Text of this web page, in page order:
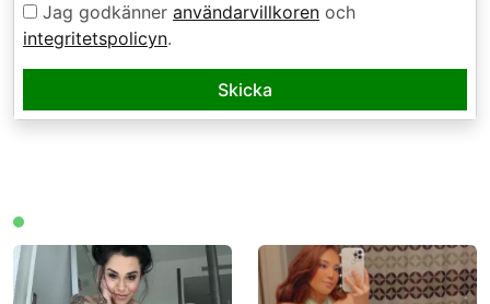
Jag godkänner användarvillkoren och
integritetspolicyn.
Skicka